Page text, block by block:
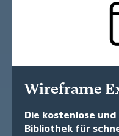
Wireframe
Die kostenlose
Bibliothek für